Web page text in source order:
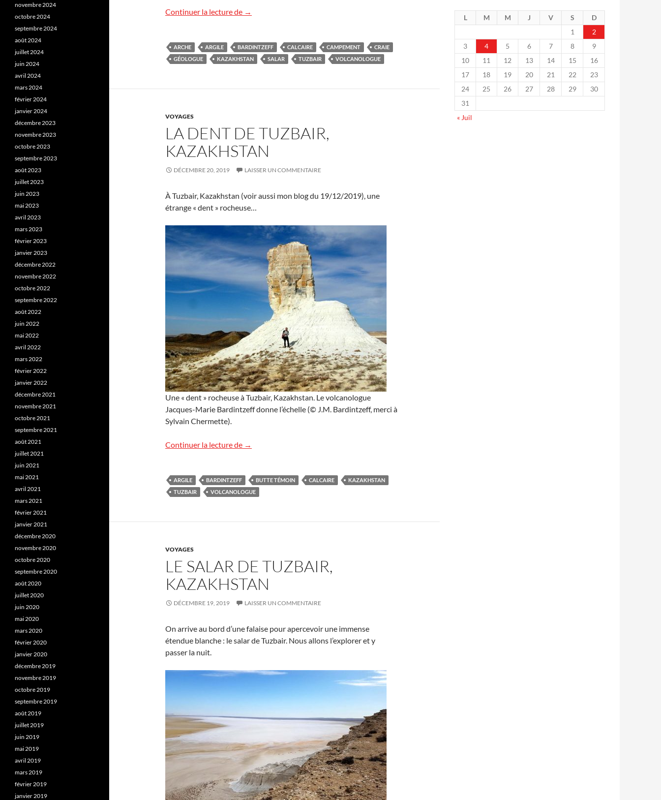
Continuer la lecture de Une arche de pierre à Tuzbair, Kazakhstan
→
ARCHE ARGILE BARDINTZEFF CALCAIRE CAMPEMENT
CRAIE
GÉOLOGUE
KAZAKHSTAN SALAR TUZBAIR VOLCANOLOGUE
VOYAGES
LA DENT DE TUZBAIR,
KAZAKHSTAN
DÉCEMBRE 20, 2019 LAISSER UN COMMENTAIRE
À Tuzbair, Kazakhstan (voir aussi mon blog du 19/12/2019), une
étrange « dent » rocheuse…
Une « dent » rocheuse à Tuzbair, Kazakhstan. Le volcanologue
Jacques-Marie Bardintzeff donne l’échelle (© J.M. Bardintzeff, merci à
Sylvain Chermette).
Continuer la lecture de La dent de Tuzbair, Kazakhstan
→
ARGILE BARDINTZEFF BUTTE TÉMOIN CALCAIRE
KAZAKHSTAN
TUZBAIR
VOLCANOLOGUE
VOYAGES
LE SALAR DE TUZBAIR,
KAZAKHSTAN
DÉCEMBRE 19, 2019 LAISSER UN COMMENTAIRE
On arrive au bord d’une falaise pour apercevoir une immense
étendue blanche : le salar de Tuzbair. Nous allons l’explorer et y
passer la nuit.
L M M J V S
D
1
2
3
4 5 6 7 8
9
10
11 12 13 14 15
16
17
18 19 20 21 22
23
24
25 26 27 28 29
30
31
« Juil
novembre 2024
octobre 2024
septembre 2024
août 2024
juillet 2024
juin 2024
avril 2024
mars 2024
février 2024
janvier 2024
décembre 2023
novembre 2023
octobre 2023
septembre 2023
août 2023
juillet 2023
juin 2023
mai 2023
avril 2023
mars 2023
février 2023
janvier 2023
décembre 2022
novembre 2022
octobre 2022
septembre 2022
août 2022
juin 2022
mai 2022
avril 2022
mars 2022
février 2022
janvier 2022
décembre 2021
novembre 2021
octobre 2021
septembre 2021
août 2021
juillet 2021
juin 2021
mai 2021
avril 2021
mars 2021
février 2021
janvier 2021
décembre 2020
novembre 2020
octobre 2020
septembre 2020
août 2020
juillet 2020
juin 2020
mai 2020
mars 2020
février 2020
janvier 2020
décembre 2019
novembre 2019
octobre 2019
septembre 2019
août 2019
juillet 2019
juin 2019
mai 2019
avril 2019
mars 2019
février 2019
janvier 2019